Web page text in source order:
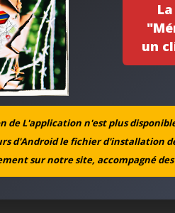
un
de L'application n'est plus
d'Android le fichier d'installation
sur notre site, accompagné